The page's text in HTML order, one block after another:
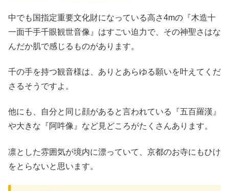
中でも国指定重要文化財になっている高さ4mの『木造十
一面千手千眼観世音像』はすごい迫力で、その神聖さはな
んだか肌で感じるものがあります。
千の手を持つ観音様は、ありとあらゆる願いを叶えてくだ
さるそうですよ。
他にも、自分と同じ顔があると言われている『五百羅漢』
や大きな『阿吽像』など見どころがたくさんあります。
凛とした雰囲気が境内に漂っていて、京都のお寺にもひけ
をとらないと思います。